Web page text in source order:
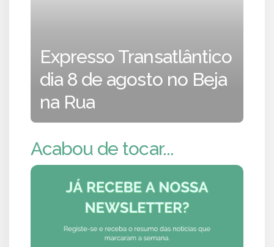
Expresso Transatlântico
dia 8 de agosto no Beja
na Rua
Acabou de tocar...